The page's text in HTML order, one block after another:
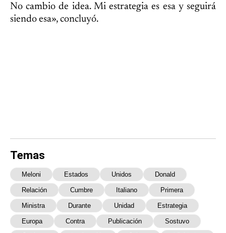
No cambio de idea. Mi estrategia es esa y seguirá
siendo esa», concluyó.
Temas
Meloni Estados Unidos Donald
Relación Cumbre Italiano Primera
Ministra Durante Unidad Estrategia
Europa Contra Publicación Sostuvo